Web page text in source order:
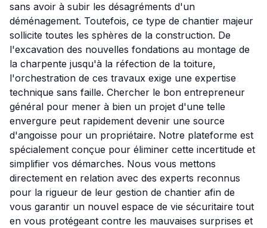
sans avoir à subir les désagréments d'un
déménagement. Toutefois, ce type de chantier majeur
sollicite toutes les sphères de la construction. De
l'excavation des nouvelles fondations au montage de
la charpente jusqu'à la réfection de la toiture,
l'orchestration de ces travaux exige une expertise
technique sans faille. Chercher le bon entrepreneur
général pour mener à bien un projet d'une telle
envergure peut rapidement devenir une source
d'angoisse pour un propriétaire. Notre plateforme est
spécialement conçue pour éliminer cette incertitude et
simplifier vos démarches. Nous vous mettons
directement en relation avec des experts reconnus
pour la rigueur de leur gestion de chantier afin de
vous garantir un nouvel espace de vie sécuritaire tout
en vous protégeant contre les mauvaises surprises et